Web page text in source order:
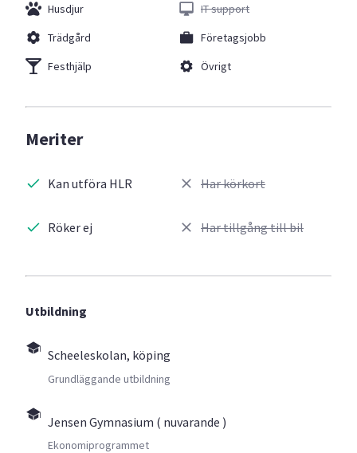
Husdjur
Trädgård
Festhjälp
IT support
Företagsjobb
Övrigt
Meriter
Kan utföra HLR
Röker ej
Har körkort
Har tillgång till bil
Utbildning
Scheeleskolan, köping
Grundläggande utbildning
Jensen Gymnasium ( nuvarande )
Ekonomiprogrammet